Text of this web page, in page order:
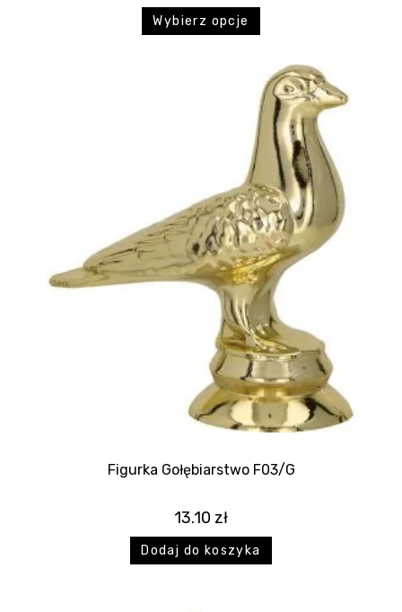
Wybierz opcje
Figurka Gołębiarstwo F03/G
13.10 zł
Dodaj do koszyka